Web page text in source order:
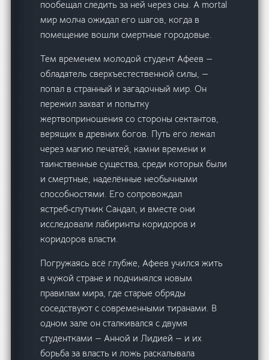
пообещал следить за ней через сны. А mortal
мир молча ожидал его шагов, когда в
помещение вошли смертные городовые.
Тем временем молодой студент Афеев —
обладатель сверхъестественной силы, —
попал в странный и загадочный мир. Он
пережил захват и попытку
жертвоприношения со стороны сектантов,
верящих в древних богов. Путь его лежал
через магию печатей, камни времени и
таинственные существа, среди которых были
и смертные, наделённые необычными
способностями. Его сопровождал
ястреб‑спутник Сандал, и вместе они
исследовали лабиринты коридоров и
коридоров власти.
Погружаясь всё глубже, Афеев учился жить
в чужой стране и подчинялся новым
правилам мира, где старые обряды
соседствуют с современными тиранами. В
одном зале он сталкивался с двумя
студентками — Анной и Лидией — и их
борьба за власть и ложь раскалывала